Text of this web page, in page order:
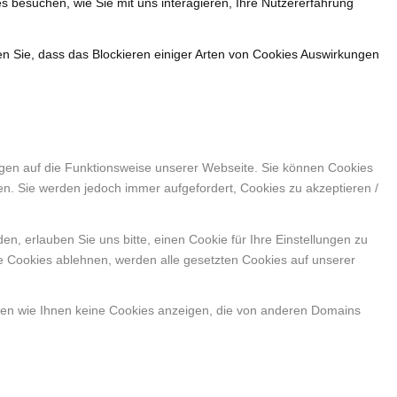
dass das Blockieren einiger Arten von Cookies Auswirkungen
auf die Funktionsweise unserer Webseite. Sie können Cookies
Sie werden jedoch immer aufgefordert, Cookies zu akzeptieren /
erlauben Sie uns bitte, einen Cookie für Ihre Einstellungen zu
ablehnen, werden alle gesetzten Cookies auf unserer
wie Ihnen keine Cookies anzeigen, die von anderen Domains